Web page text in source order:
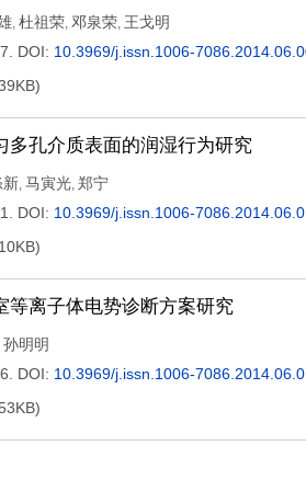
, 杜祖荣, 邓泉荣, 王戈明
DOI: 10.3969/j.issn.1006-
)
多孔介质表面的润湿行为研究
新, 马寅光, 郑宁
DOI: 10.3969/j.issn.1006-
)
等离子体电势诊断方案研究
孙明明
DOI: 10.3969/j.issn.1006-
)